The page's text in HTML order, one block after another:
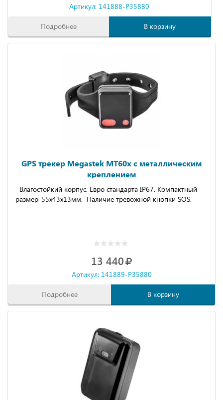
Артикул: 141888-P35880
Подробнее В корзину
GPS трекер Megastek MT60x с металлическим
креплением
Влагостойкий корпус, Евро стандарта IP67. Компактный
размер-55x43x13мм. Наличие тревожной кнопки SOS.
13 440
Артикул: 141889-P35880
Подробнее В корзину